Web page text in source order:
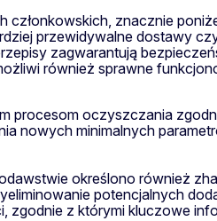
znacznie
przewidywalne dostawy
zagwarantują
również sprawne
procesom oczyszczania
nowych minimalnych
określono również
potencjalnych
z którymi kluczowe